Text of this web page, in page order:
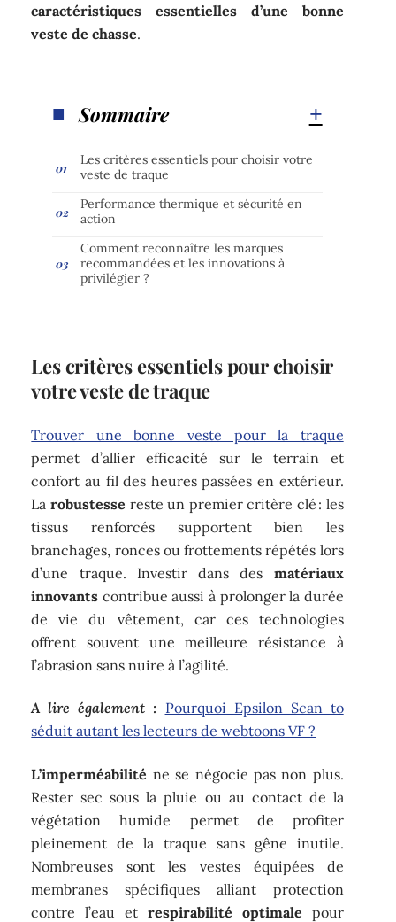
caractéristiques essentielles d’une bonne
veste de chasse.
Sommaire
Les critères essentiels pour choisir votre
veste de traque
Performance thermique et sécurité en
action
Comment reconnaître les marques
recommandées et les innovations à
privilégier ?
Les critères essentiels pour choisir
votre veste de traque
Trouver une bonne veste pour la traque
permet d’allier efficacité sur le terrain et
confort au fil des heures passées en extérieur.
La robustesse reste un premier critère clé : les
tissus renforcés supportent bien les
branchages, ronces ou frottements répétés lors
d’une traque. Investir dans des matériaux
innovants contribue aussi à prolonger la durée
de vie du vêtement, car ces technologies
offrent souvent une meilleure résistance à
l’abrasion sans nuire à l’agilité.
A lire également : Pourquoi Epsilon Scan to
séduit autant les lecteurs de webtoons VF ?
L’imperméabilité ne se négocie pas non plus.
Rester sec sous la pluie ou au contact de la
végétation humide permet de profiter
pleinement de la traque sans gêne inutile.
Nombreuses sont les vestes équipées de
membranes spécifiques alliant protection
contre l’eau et respirabilité optimale pour